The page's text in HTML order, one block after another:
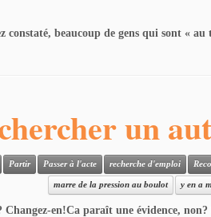
constaté, beaucoup de gens qui sont «
un
Partir Passer à l'acte recherche d'emploi
marre de la pression au boulot y en a
Changez-en!Ca paraît une évidence,